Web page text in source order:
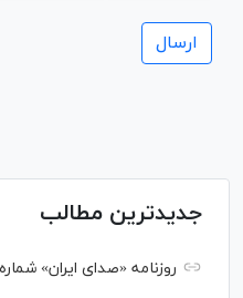
جدیدترین مطالب
روزنامه «صدای ایران» شماره ۴۱۲| وقتِ خروج